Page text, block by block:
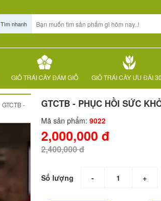
Tìm nhanh
GIỎ TRÁI CÂY ĐÁM GIỖ GIỎ TRÁI CÂY ƯU ĐÃI
GTCTB -
GTCTB - PHỤC HỒI SỨC
Mã sản phẩm: 9022
2,000,000 đ
2,400,000 đ
Số lượng - +